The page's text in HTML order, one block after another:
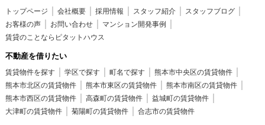
トップページ 会社概要 採用情報 スタッフ紹介
スタッフブログ
お客様の声
お問い合わせ
マンション開発事例
賃貸のことならピタットハウス
不動産を借りたい
賃貸物件を探す 学区で探す 町名で探す
熊本市中央区の賃貸物件
熊本市北区の賃貸物件
熊本市東区の賃貸物件
熊本市南区の賃貸物件
熊本市西区の賃貸物件
高森町の賃貸物件
益城町の賃貸物件
大津町の賃貸物件
菊陽町の賃貸物件 合志市の賃貸物件